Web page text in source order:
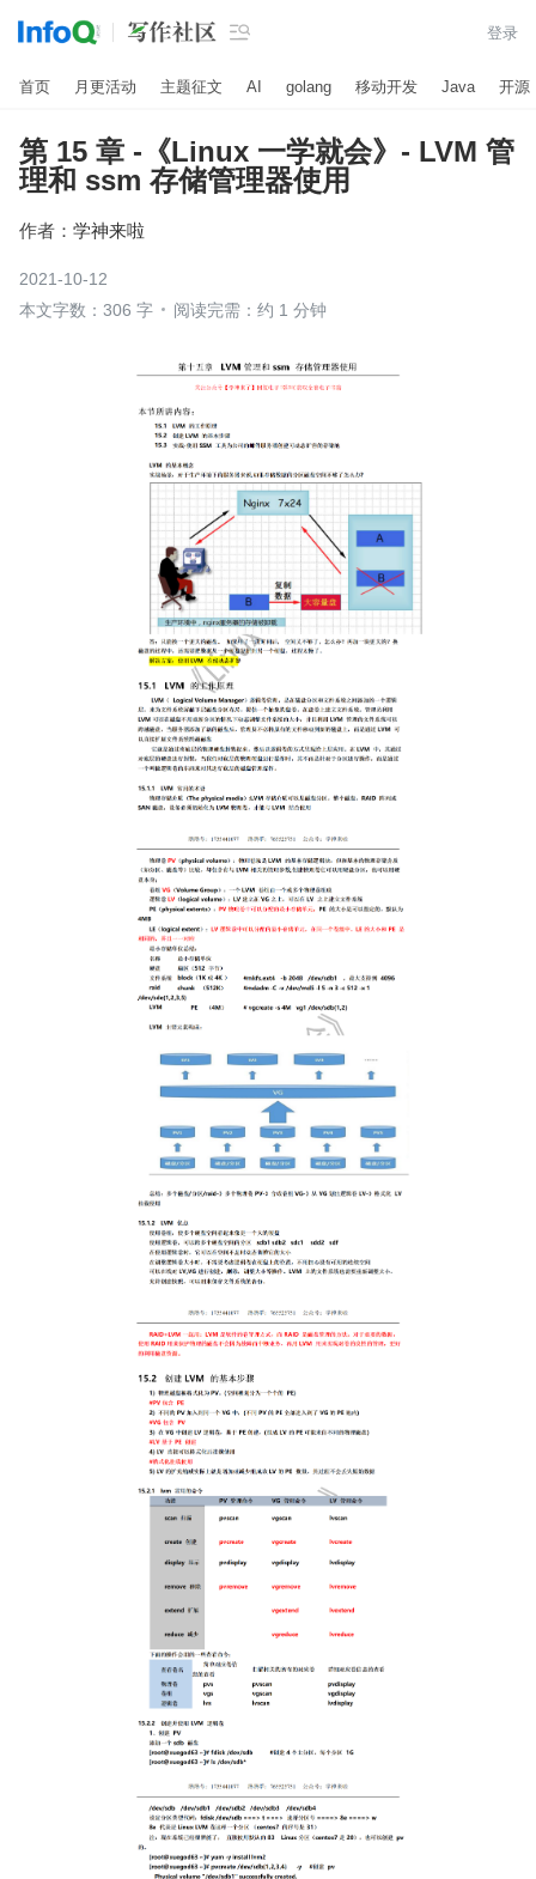
 登录
首页 月更活动 主题征文 AI golang 移动开发 Java 开源
第 15 章 -《Linux 一学就会》- LVM 管
理和 ssm 存储管理器使用
作者： 学神来啦
2021-10-12
本文字数：306 字
阅读完需：约 1 分钟